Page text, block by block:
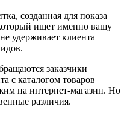
созданная для показа
ищет именно вашу
удерживает клиента
заказчики
с каталогом товаров
на интернет-магазин. Но
различия.